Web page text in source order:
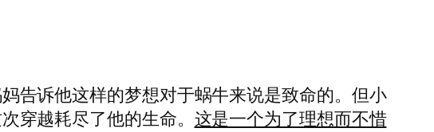
告诉他这样的梦想对于蜗牛来说是致命的。但小
穿越耗尽了他的生命。 这是一个为了理想而不惜